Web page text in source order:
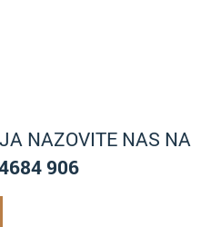
NAZOVITE NAS NA
906